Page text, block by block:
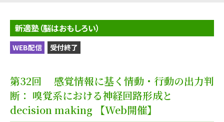
新適塾（脳はおもしろい）
WEB配信 受付終了
第32回 感覚情報に基く情動・行動の出力判
断： 嗅覚系における神経回路形成と
decision making 【Web開催】